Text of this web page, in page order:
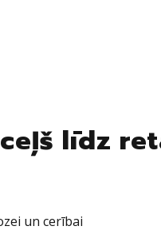
līdz
un cerībai